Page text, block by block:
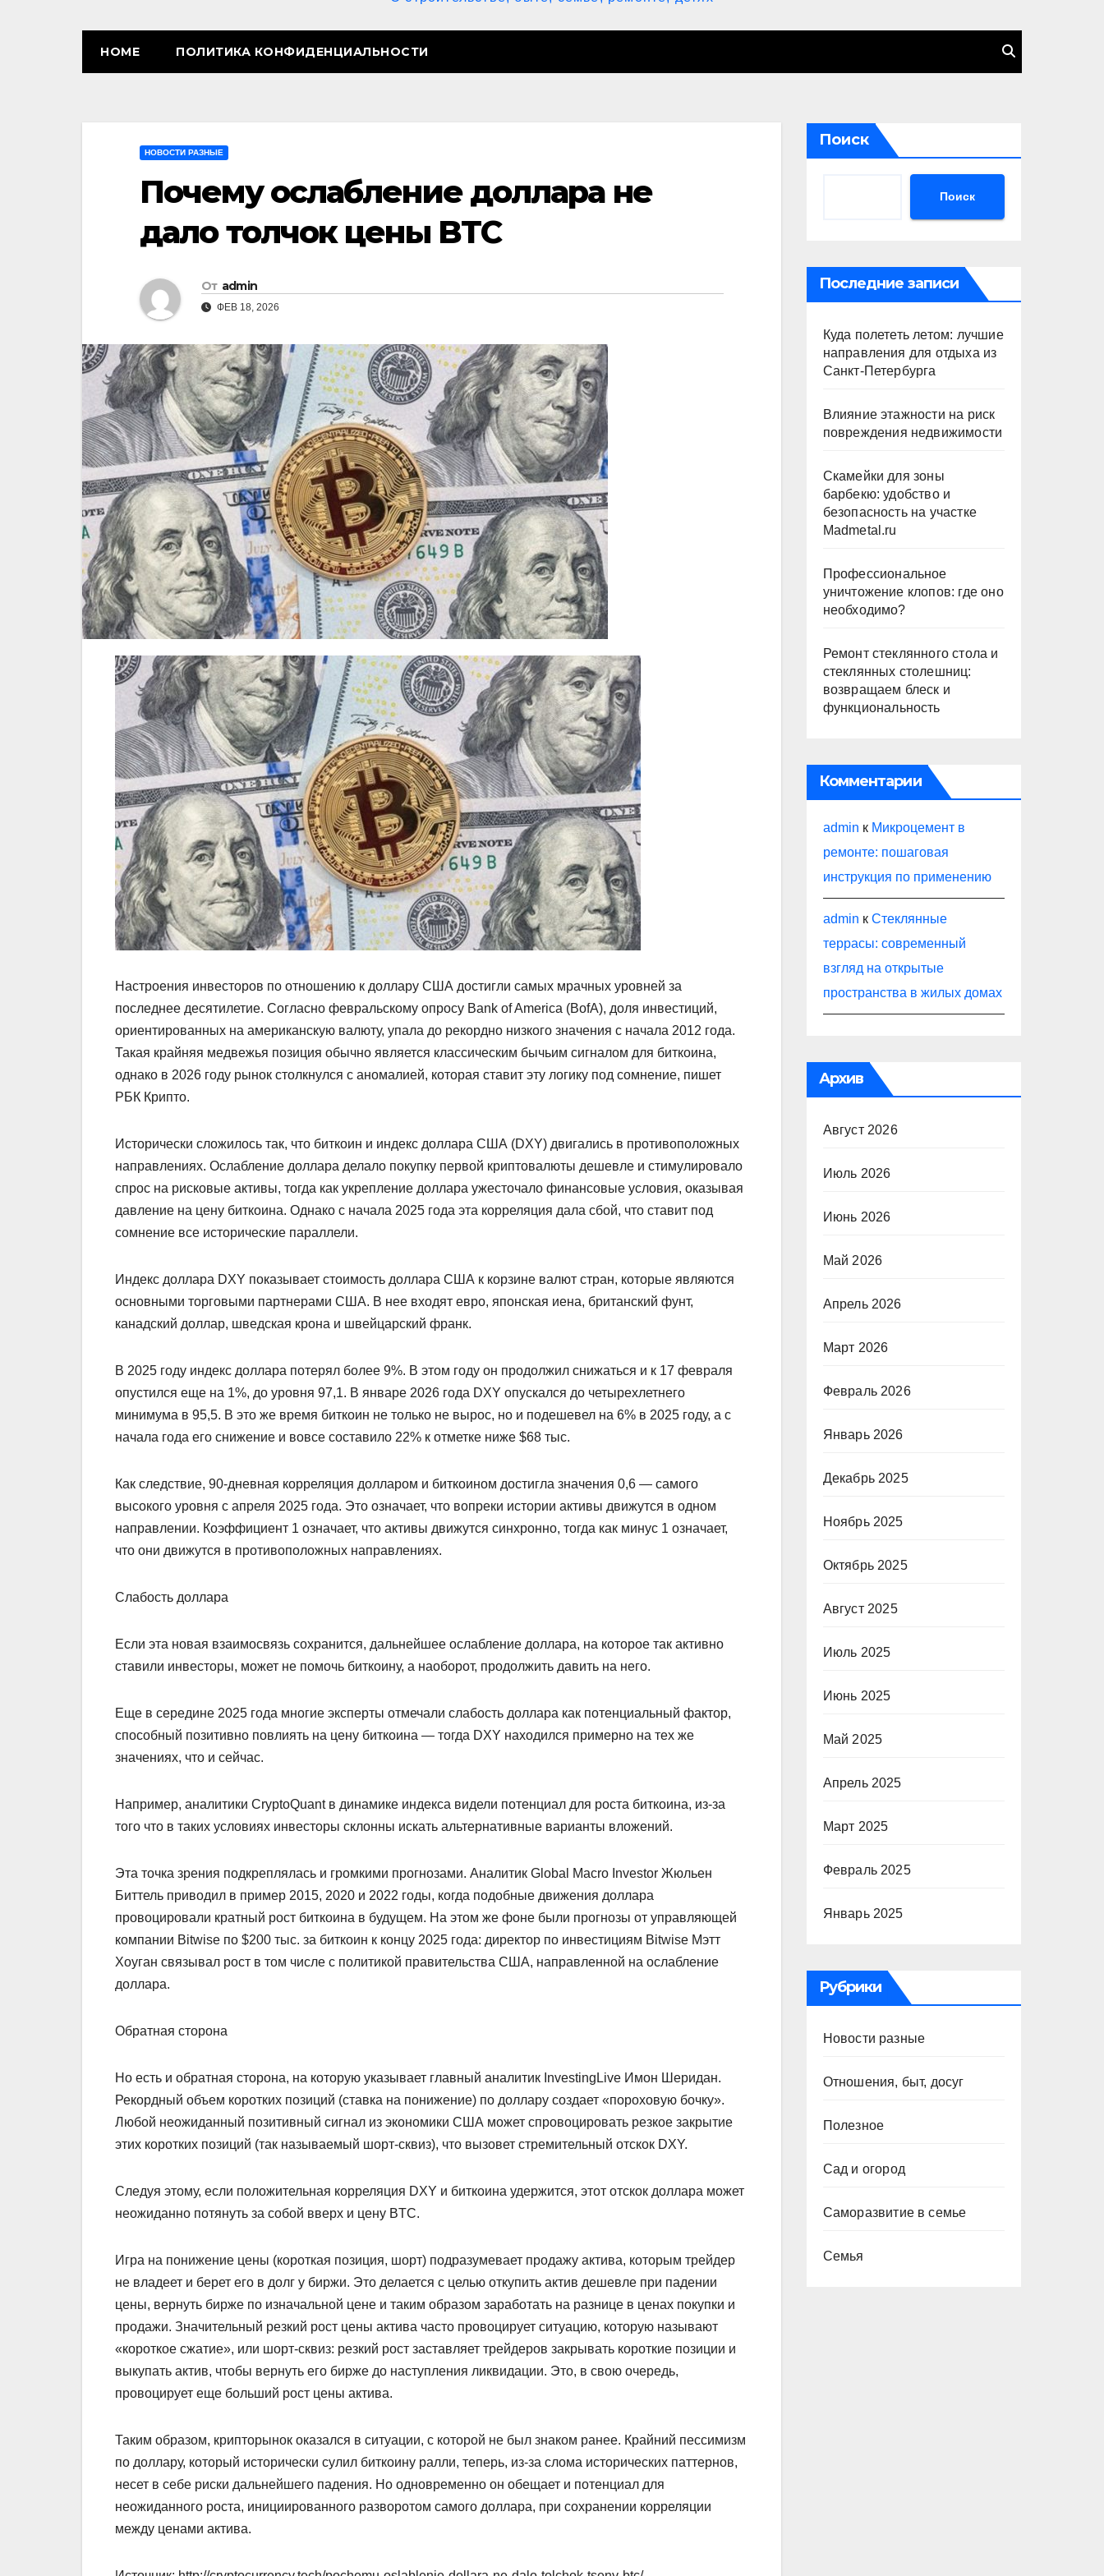
HOME ПОЛИТИКА КОНФИДЕНЦИАЛЬНОСТИ
НОВОСТИ РАЗНЫЕ
Почему ослабление доллара не
дало толчок цены BTC
От admin
ФЕВ 18, 2026
Настроения инвесторов по отношению к доллару США достигли самых мрачных уровней за
последнее десятилетие. Согласно февральскому опросу Bank of America (BofA), доля инвестиций,
ориентированных на американскую валюту, упала до рекордно низкого значения с начала 2012 года.
Такая крайняя медвежья позиция обычно является классическим бычьим сигналом для биткоина,
однако в 2026 году рынок столкнулся с аномалией, которая ставит эту логику под сомнение, пишет
РБК Крипто.
Исторически сложилось так, что биткоин и индекс доллара США (DXY) двигались в противоположных
направлениях. Ослабление доллара делало покупку первой криптовалюты дешевле и стимулировало
спрос на рисковые активы, тогда как укрепление доллара ужесточало финансовые условия, оказывая
давление на цену биткоина. Однако с начала 2025 года эта корреляция дала сбой, что ставит под
сомнение все исторические параллели.
Индекс доллара DXY показывает стоимость доллара США к корзине валют стран, которые являются
основными торговыми партнерами США. В нее входят евро, японская иена, британский фунт,
канадский доллар, шведская крона и швейцарский франк.
В 2025 году индекс доллара потерял более 9%. В этом году он продолжил снижаться и к 17 февраля
опустился еще на 1%, до уровня 97,1. В январе 2026 года DXY опускался до четырехлетнего
минимума в 95,5. В это же время биткоин не только не вырос, но и подешевел на 6% в 2025 году, а с
начала года его снижение и вовсе составило 22% к отметке ниже $68 тыс.
Как следствие, 90-дневная корреляция долларом и биткоином достигла значения 0,6 — самого
высокого уровня с апреля 2025 года. Это означает, что вопреки истории активы движутся в одном
направлении. Коэффициент 1 означает, что активы движутся синхронно, тогда как минус 1 означает,
что они движутся в противоположных направлениях.
Слабость доллара
Если эта новая взаимосвязь сохранится, дальнейшее ослабление доллара, на которое так активно
ставили инвесторы, может не помочь биткоину, а наоборот, продолжить давить на него.
Еще в середине 2025 года многие эксперты отмечали слабость доллара как потенциальный фактор,
способный позитивно повлиять на цену биткоина — тогда DXY находился примерно на тех же
значениях, что и сейчас.
Например, аналитики CryptoQuant в динамике индекса видели потенциал для роста биткоина, из-за
того что в таких условиях инвесторы склонны искать альтернативные варианты вложений.
Эта точка зрения подкреплялась и громкими прогнозами. Аналитик Global Macro Investor Жюльен
Биттель приводил в пример 2015, 2020 и 2022 годы, когда подобные движения доллара
провоцировали кратный рост биткоина в будущем. На этом же фоне были прогнозы от управляющей
компании Bitwise по $200 тыс. за биткоин к концу 2025 года: директор по инвестициям Bitwise Мэтт
Хоуган связывал рост в том числе с политикой правительства США, направленной на ослабление
доллара.
Обратная сторона
Но есть и обратная сторона, на которую указывает главный аналитик InvestingLive Имон Шеридан.
Рекордный объем коротких позиций (ставка на понижение) по доллару создает «пороховую бочку».
Любой неожиданный позитивный сигнал из экономики США может спровоцировать резкое закрытие
этих коротких позиций (так называемый шорт-сквиз), что вызовет стремительный отскок DXY.
Следуя этому, если положительная корреляция DXY и биткоина удержится, этот отскок доллара может
неожиданно потянуть за собой вверх и цену BTC.
Игра на понижение цены (короткая позиция, шорт) подразумевает продажу актива, которым трейдер
не владеет и берет его в долг у биржи. Это делается с целью откупить актив дешевле при падении
цены, вернуть бирже по изначальной цене и таким образом заработать на разнице в ценах покупки и
продажи. Значительный резкий рост цены актива часто провоцирует ситуацию, которую называют
«короткое сжатие», или шорт-сквиз: резкий рост заставляет трейдеров закрывать короткие позиции и
выкупать актив, чтобы вернуть его бирже до наступления ликвидации. Это, в свою очередь,
провоцирует еще больший рост цены актива.
Таким образом, крипторынок оказался в ситуации, с которой не был знаком ранее. Крайний пессимизм
по доллару, который исторически сулил биткоину ралли, теперь, из-за слома исторических паттернов,
несет в себе риски дальнейшего падения. Но одновременно он обещает и потенциал для
неожиданного роста, инициированного разворотом самого доллара, при сохранении корреляции
между ценами актива.
Поиск
Поиск
Последние записи
Куда полететь летом: лучшие
направления для отдыха из
Санкт-Петербурга
Влияние этажности на риск
повреждения недвижимости
Скамейки для зоны
барбекю: удобство и
безопасность на участке
Madmetal.ru
Профессиональное
уничтожение клопов: где оно
необходимо?
Ремонт стеклянного стола и
стеклянных столешниц:
возвращаем блеск и
функциональность
Комментарии
admin к Микроцемент в
ремонте: пошаговая
инструкция по применению
admin к Стеклянные
террасы: современный
взгляд на открытые
пространства в жилых домах
Архив
Август 2026
Июль 2026
Июнь 2026
Май 2026
Апрель 2026
Март 2026
Февраль 2026
Январь 2026
Декабрь 2025
Ноябрь 2025
Октябрь 2025
Август 2025
Июль 2025
Июнь 2025
Май 2025
Апрель 2025
Март 2025
Февраль 2025
Январь 2025
Рубрики
Новости разные
Отношения, быт, досуг
Полезное
Сад и огород
Саморазвитие в семье
Семья